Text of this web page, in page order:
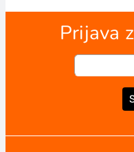
Prijava